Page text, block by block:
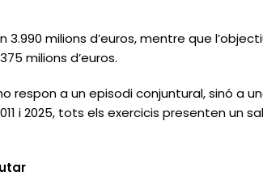
milions d’euros, mentre que
milions d’euros.
respon a un episodi conjuntural, sinó a
i 2025, tots els exercicis presenten un